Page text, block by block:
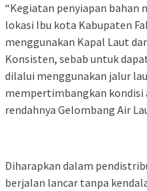
“Kegiatan penyiapan bahan
lokasi Ibu kota Kabupaten
menggunakan Kapal Laut
Konsisten, sebab untuk
dilalui menggunakan jalur
mempertimbangkan kondisi
rendahnya Gelombang Air
Diharapkan dalam
berjalan lancar tanpa